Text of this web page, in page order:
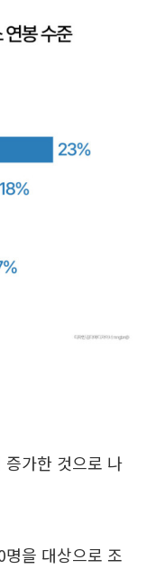
가한 것으로 나
을 대상으로 조